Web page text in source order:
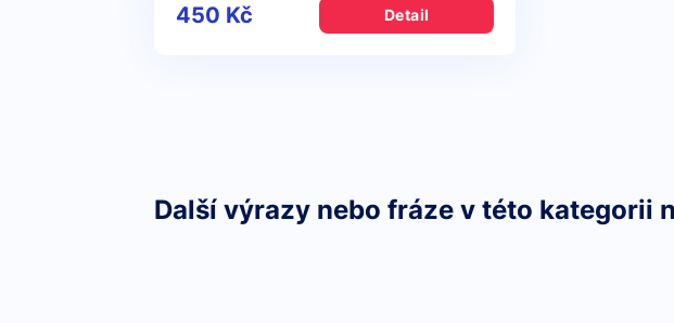
450 Kč Detail
Další výrazy nebo fráze v této kategorii